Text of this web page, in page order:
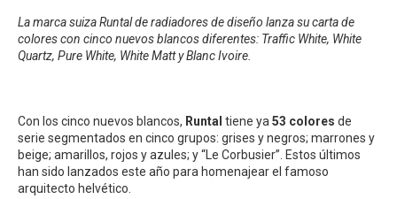
La marca suizaRuntalderadiadoresde diseño lanza su carta de
colores con cinco nuevosblancosdiferentes: Traffic White, White
Quartz, Pure White, White Matt y Blanc Ivoire.
Con los cinco nuevos blancos, Runtal tiene ya53 colores de
serie segmentados en cinco grupos: grises y negros; marrones y
beige; amarillos, rojos y azules; y “Le Corbusier”. Estos últimos
han sido lanzados este año para homenajear el famoso
arquitecto helvético.